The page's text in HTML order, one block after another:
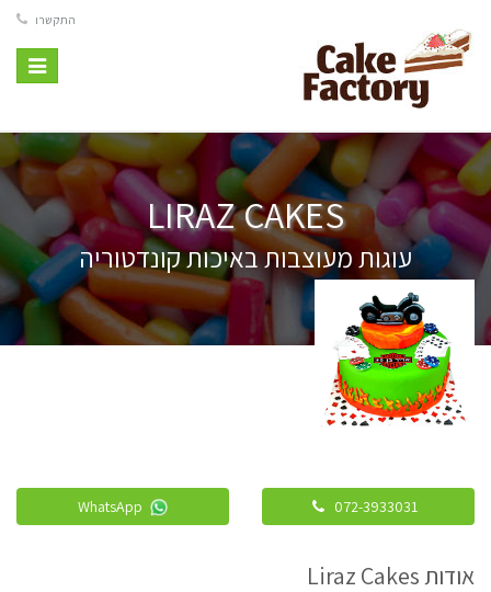
התקשרו
Toggle
LIRAZ CAKES
עוגות מעוצבות באיכות קונדטוריה
אודות Liraz Cakes